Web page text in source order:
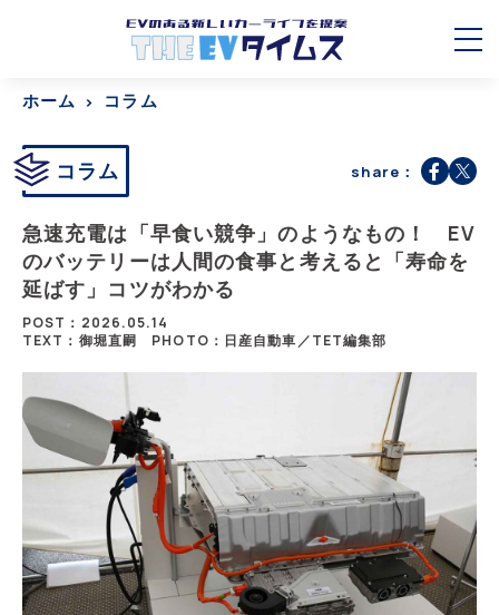
ホーム コラム
コラム share：
急速充電は「早食い競争」のようなもの！ EV
のバッテリーは人間の食事と考えると「寿命を
延ばす」コツがわかる
POST：2026.05.14
TEXT：御堀直嗣
PHOTO：日産自動車／TET編集部